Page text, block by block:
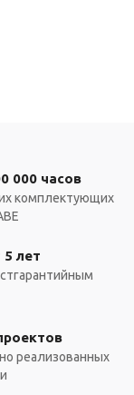
000 часов
комплектующих
5 лет
реализованных